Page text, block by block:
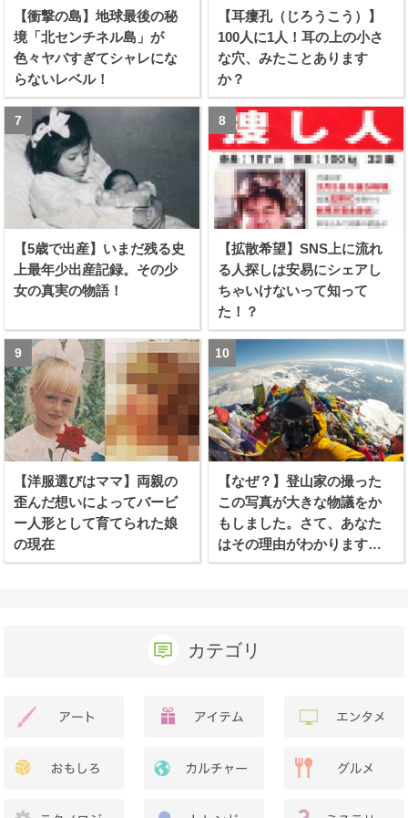
【衝撃の島】地球最後の秘
境「北センチネル島」が
色々ヤバすぎてシャレにな
らないレベル！
【耳瘻孔（じろうこう）】
100人に1人！耳の上の小さ
な穴、みたことあります
か？
【5歳で出産】いまだ残る史
上最年少出産記録。その少
女の真実の物語！
【拡散希望】SNS上に流れ
る人探しは安易にシェアし
ちゃいけないって知って
た！？
【洋服選びはママ】両親の
歪んだ想いによってバービ
ー人形として育てられた娘
の現在
【なぜ？】登山家の撮った
この写真が大きな物議をか
もしました。さて、あなた
はその理由がわかります
か？
カテゴリ